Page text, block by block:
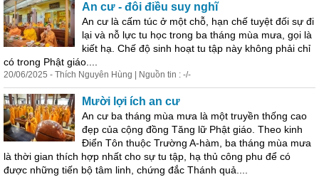
An cư - đôi điều suy nghĩ
An cư là cấm túc ở một chỗ, hạn chế tuyệt đối sự đi
lại và nỗ lực tu học trong ba tháng mùa mưa, gọi là
kiết hạ. Chế độ sinh hoạt tu tập này không phải chỉ
có trong Phật giáo....
20/06/2025 - Thích Nguyên Hùng | Nguồn tin : -/-
Mười lợi ích an cư
An cư ba tháng mùa mưa là một truyền thống cao
đẹp của cộng đồng Tăng lữ Phật giáo. Theo kinh
Điển Tôn thuộc Trường A-hàm, ba tháng mùa mưa
là thời gian thích hợp nhất cho sự tu tập, hạ thủ công phu để có
được những tiến bộ tâm linh, chứng đắc Thánh quả....